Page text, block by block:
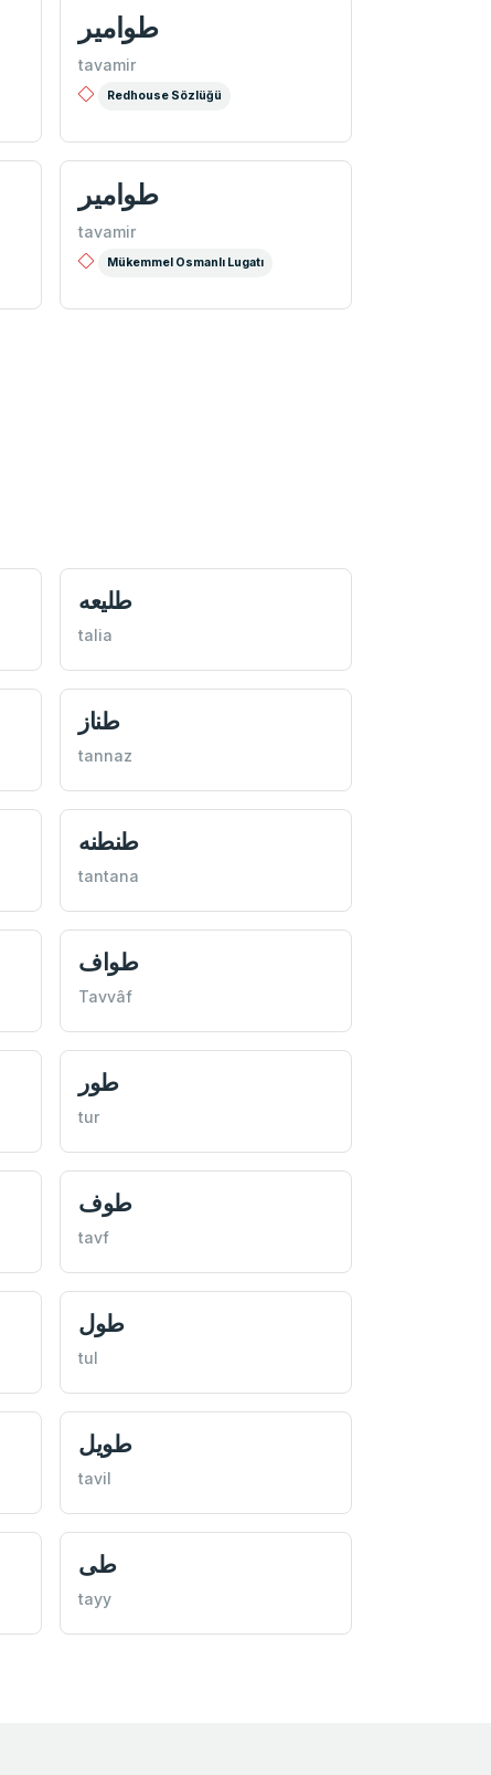
طوامیر
tavamir
Redhouse Sözlüğü
طوامیر
tavamir
Mükemmel Osmanlı Lugatı
طليعه
talia
طناز
tannaz
طنطنه
tantana
طواف
Tavvâf
طور
tur
طوف
tavf
طول
tul
طويل
tavil
طى
tayy